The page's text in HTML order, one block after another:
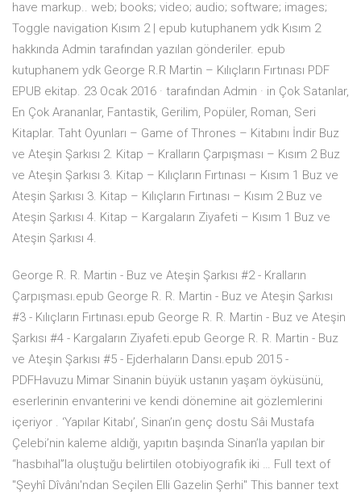
have markup.. web; books; video; audio; software; images;
Toggle navigation Kısım 2 | epub kutuphanem ydk Kısım 2
hakkında Admin tarafından yazılan gönderiler. epub
kutuphanem ydk George R.R Martin – Kılıçların Fırtınası PDF
EPUB ekitap. 23 Ocak 2016 · tarafından Admin · in Çok Satanlar,
En Çok Arananlar, Fantastik, Gerilim, Popüler, Roman, Seri
Kitaplar. Taht Oyunları – Game of Thrones – Kitabını İndir Buz
ve Ateşin Şarkısı 2. Kitap – Kralların Çarpışması – Kısım 2 Buz
ve Ateşin Şarkısı 3. Kitap – Kılıçların Fırtınası – Kısım 1 Buz ve
Ateşin Şarkısı 3. Kitap – Kılıçların Fırtınası – Kısım 2 Buz ve
Ateşin Şarkısı 4. Kitap – Kargaların Ziyafeti – Kısım 1 Buz ve
Ateşin Şarkısı 4.
George R. R. Martin - Buz ve Ateşin Şarkısı #2 - Kralların
Çarpışması.epub George R. R. Martin - Buz ve Ateşin Şarkısı
#3 - Kılıçların Fırtınası.epub George R. R. Martin - Buz ve Ateşin
Şarkısı #4 - Kargaların Ziyafeti.epub George R. R. Martin - Buz
ve Ateşin Şarkısı #5 - Ejderhaların Dansı.epub 2015 -
PDFHavuzu Mimar Sinanin büyük ustanın yaşam öyküsünü,
eserlerinin envanterini ve kendi dönemine ait gözlemlerini
içeriyor . ‘Yapılar Kitabı’, Sinan’ın genç dostu Sâi Mustafa
Çelebi’nin kaleme aldığı, yapıtın başında Sinan’la yapılan bir
“hasbıhal”la oluştuğu belirtilen otobiyografik iki … Full text of
"Şeyhî Dîvânı'ndan Seçilen Elli Gazelin Şerhi" This banner text